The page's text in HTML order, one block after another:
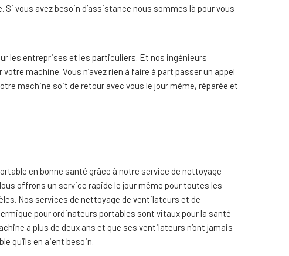
Si vous avez besoin d’assistance nous sommes là pour vous
les entreprises et les particuliers. Et nos ingénieurs
machine. Vous n’avez rien à faire à part passer un appel
machine soit de retour avec vous le jour même, réparée et
en bonne santé grâce à notre service de nettoyage
offrons un service rapide le jour même pour toutes les
Nos services de nettoyage de ventilateurs et de
pour ordinateurs portables sont vitaux pour la santé
a plus de deux ans et que ses ventilateurs n’ont jamais
qu’ils en aient besoin.